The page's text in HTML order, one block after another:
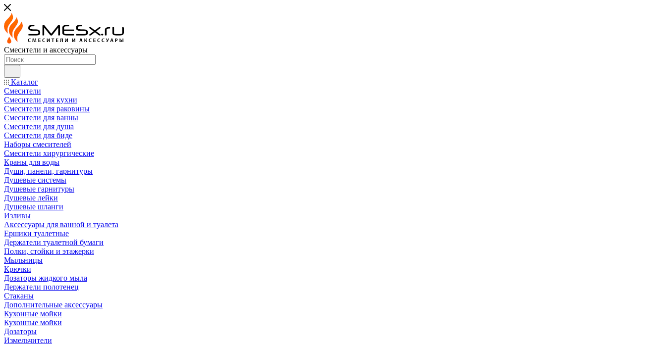
Смесители и аксессуары
Каталог
Смесители
Смесители для кухни
Смесители для раковины
Смесители для ванны
Смесители для душа
Смесители для биде
Наборы смесителей
Смесители хирургические
Краны для воды
Души, панели, гарнитуры
Душевые системы
Душевые гарнитуры
Душевые лейки
Душевые шланги
Изливы
Аксессуары для ванной и туалета
Ершики туалетные
Держатели туалетной бумаги
Полки, стойки и этажерки
Мыльницы
Крючки
Дозаторы жидкого мыла
Держатели полотенец
Стаканы
Дополнительные аксессуары
Кухонные мойки
Кухонные мойки
Дозаторы
Измельчители